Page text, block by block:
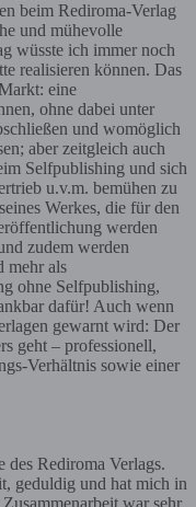
beim Rediroma-Verlag
und mühevolle
wüsste ich immer noch
realisieren können. Das
eine
ohne dabei unter
und womöglich
aber zeitgleich auch
Selfpublishing und sich
u.v.m. bemühen zu
Werkes, die für den
werden
zudem werden
mehr als
ohne Selfpublishing,
dafür! Auch wenn
gewarnt wird: Der
geht – professionell,
Verhältnis sowie einer
Rediroma Verlags.
geduldig und hat mich in